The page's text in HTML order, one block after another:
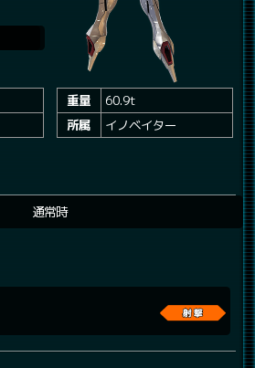
重量
60.9t
所属
イノベイター
通常時